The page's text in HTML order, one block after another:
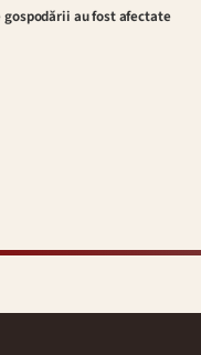
gospodării au fost afectate